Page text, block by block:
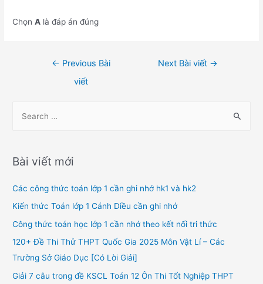
ChọnA là đáp án đúng
← Previous Bài
viết
Next Bài viết →
r
h
f
o
Bài viết mới
Các công thức toán lớp 1 cần ghi nhớ hk1 và hk2
Kiến thức Toán lớp 1 Cánh Diều cần ghi nhớ
Công thức toán học lớp 1 cần nhớ theo kết nối tri thức
120+ Đề Thi Thử THPT Quốc Gia 2025 Môn Vật Lí – Các
Trường Sở Giáo Dục [Có Lời Giải]
Giải 7 câu trong đề KSCL Toán 12 Ôn Thi Tốt Nghiệp THPT